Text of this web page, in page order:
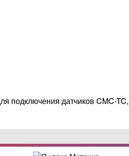
подключения датчиков CMC-